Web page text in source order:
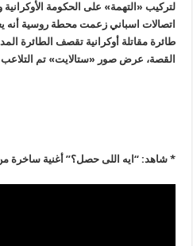
لتركيب «التهمة» على الحكومة
اتصالات اسباني زعمت محطة روسية أنه
طائرة مقاتلة أوكرانية تقصف الطائرة
القصة، عرض صور «ستالايت» تم التلاعب
* شاهد: “ايه اللى حصل؟” أغنية ساخرة